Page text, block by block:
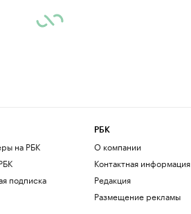
на РБК
подписка
РБК
О компании
Контактная информация
Редакция
Размещение рекламы